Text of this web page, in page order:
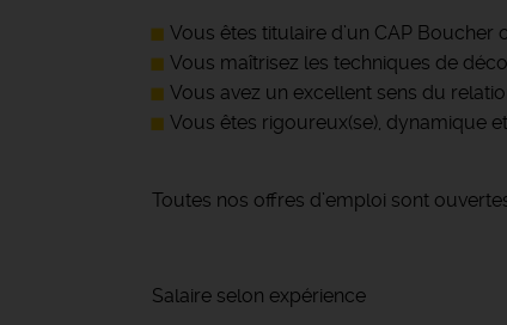
Vous êtes titulaire d’un CAP Boucher
Vous maîtrisez les techniques de
Vous avez un excellent sens du
Vous êtes rigoureux(se), dynamique
Toutes nos offres d’emploi sont
Salaire selon expérience